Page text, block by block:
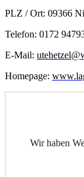
PLZ / Ort: 09366
Telefon: 0172
E-Mail:
Homepage:
Wir haben